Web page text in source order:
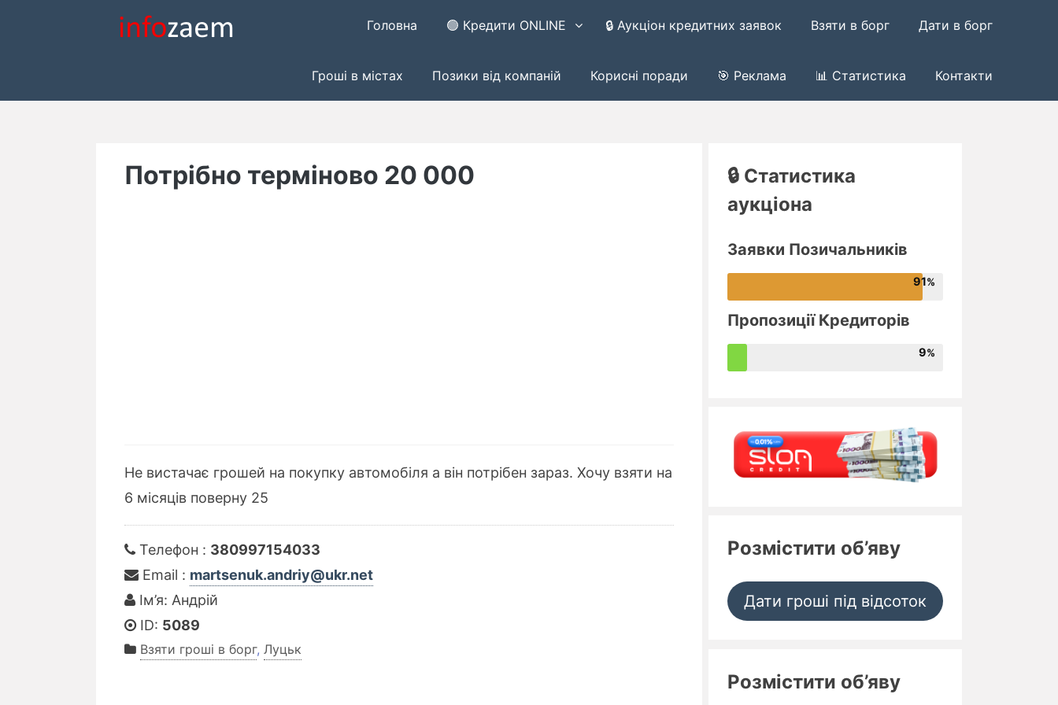
Головна 🟢 Кредити ONLINE 🔒 Аукціон кредитних заявок Взяти в борг Дати в борг
Гроші в містах Позики від компаній Корисні поради 🎯 Реклама 📊 Статистика Контакти
Потрібно терміново 20 000
Не вистачає грошей на покупку автомобіля а він потрібен зараз. Хочу взяти на
6 місяців поверну 25
Телефон : 380997154033
Email : martsenuk.andriy@ukr.net
Ім’я: Андрій
ID: 5089
Взяти гроші в борг, Луцьк
🔒 Статистика
аукціона
Заявки Позичальників
91
Пропозиції Кредиторів
9
Розмістити об’яву
Дати гроші під відсоток
Розмістити об’яву